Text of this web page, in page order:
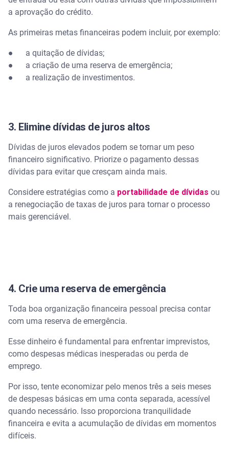
a aprovação do crédito.
As primeiras metas financeiras podem incluir, por exemplo:
● a quitação de dívidas;
● a criação de uma reserva de emergência;
● a realização de investimentos.
3. Elimine dívidas de juros altos
Dívidas de juros elevados podem se tornar um peso
financeiro significativo. Priorize o pagamento dessas
dívidas para evitar que cresçam ainda mais.
Considere estratégias como a portabilidade de dívidas ou
a renegociação de taxas de juros para tornar o processo
mais gerenciável.
4. Crie uma reserva de emergência
Toda boa organização financeira pessoal precisa contar
com uma reserva de emergência.
Esse dinheiro é fundamental para enfrentar imprevistos,
como despesas médicas inesperadas ou perda de
emprego.
Por isso, tente economizar pelo menos três a seis meses
de despesas básicas em uma conta separada, acessível
quando necessário. Isso proporciona tranquilidade
financeira e evita a acumulação de dívidas em momentos
difíceis.